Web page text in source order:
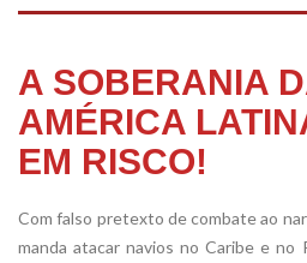
A SOBERANIA
AMÉRICA
EM RISCO!
Com falso pretexto de combate ao
manda atacar navios no Caribe e